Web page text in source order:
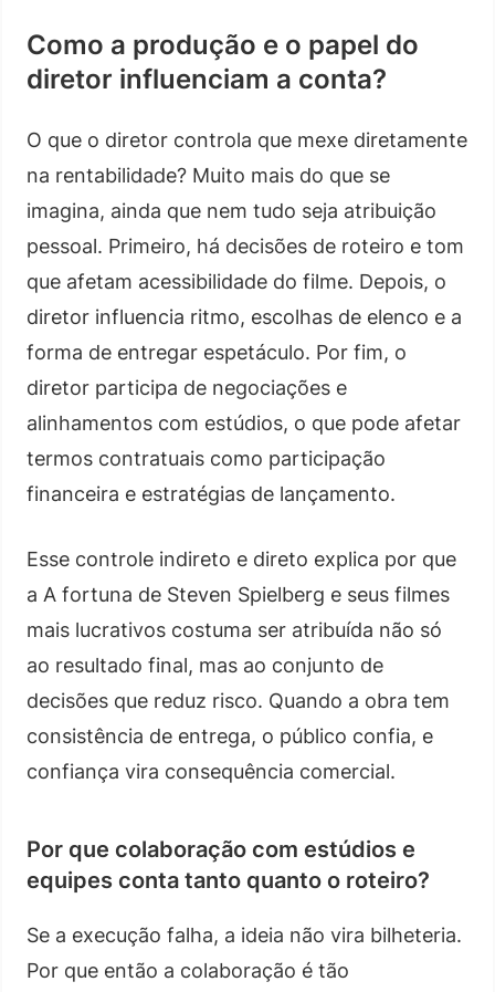
Como a produção e o papel do
diretor influenciam a conta?
O que o diretor controla que mexe diretamente
na rentabilidade? Muito mais do que se
imagina, ainda que nem tudo seja atribuição
pessoal. Primeiro, há decisões de roteiro e tom
que afetam acessibilidade do filme. Depois, o
diretor influencia ritmo, escolhas de elenco e a
forma de entregar espetáculo. Por fim, o
diretor participa de negociações e
alinhamentos com estúdios, o que pode afetar
termos contratuais como participação
financeira e estratégias de lançamento.
Esse controle indireto e direto explica por que
a A fortuna de Steven Spielberg e seus filmes
mais lucrativos costuma ser atribuída não só
ao resultado final, mas ao conjunto de
decisões que reduz risco. Quando a obra tem
consistência de entrega, o público confia, e
confiança vira consequência comercial.
Por que colaboração com estúdios e
equipes conta tanto quanto o roteiro?
Se a execução falha, a ideia não vira bilheteria.
Por que então a colaboração é tão